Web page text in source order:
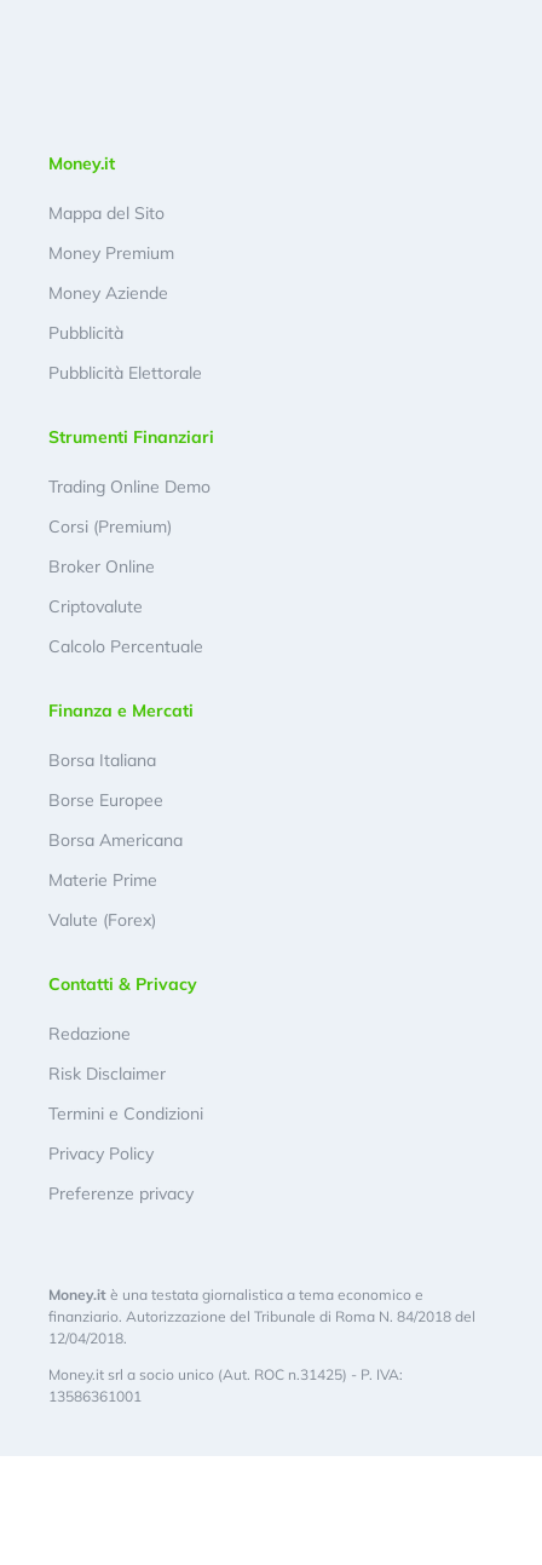
Money.it
Mappa del Sito
Money Premium
Money Aziende
Pubblicità
Pubblicità Elettorale
Strumenti Finanziari
Trading Online Demo
Corsi (Premium)
Broker Online
Criptovalute
Calcolo Percentuale
Finanza e Mercati
Borsa Italiana
Borse Europee
Borsa Americana
Materie Prime
Valute (Forex)
Contatti & Privacy
Redazione
Risk Disclaimer
Termini e Condizioni
Privacy Policy
Preferenze privacy
Money.it è una testata giornalistica a tema economico e
finanziario. Autorizzazione del Tribunale di Roma N. 84/2018 del
12/04/2018.
Money.it srl a socio unico (Aut. ROC n.31425) - P. IVA:
13586361001